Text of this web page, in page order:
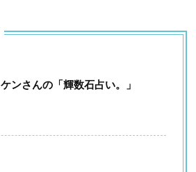
ケンさんの「輝数石占い。」